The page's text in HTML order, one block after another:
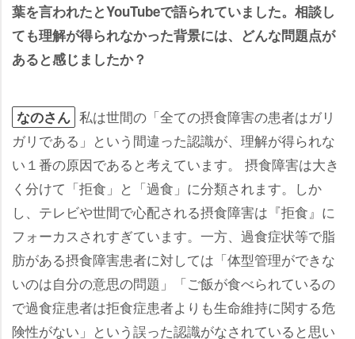
葉を言われたとYouTubeで語られていました。相談し
ても理解が得られなかった背景には、どんな問題点が
あると感じましたか？
なのさん 私は世間の「全ての摂食障害の患者はガリ
ガリである」という間違った認識が、理解が得られな
い１番の原因であると考えています。 摂食障害は大き
く分けて「拒食」と「過食」に分類されます。しか
し、テレビや世間で心配される摂食障害は『拒食』に
フォーカスされすぎています。一方、過食症状等で脂
肪がある摂食障害患者に対しては「体型管理ができな
いのは自分の意思の問題」「ご飯が食べられているの
で過食症患者は拒食症患者よりも生命維持に関する危
険性がない」という誤った認識がなされていると思い